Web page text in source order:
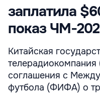
заплатила
показ
Китайская
телерадиокомпания
соглашения с
футбола (ФИФА) о